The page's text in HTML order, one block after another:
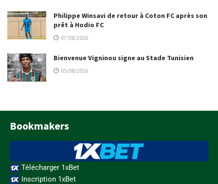
Philippe Winsavi de retour à Coton FC après son
prêt à Hodio FC
07/08/2026
Bienvenue Vigninou signe au Stade Tunisien
05/08/2026
Bookmakers
Télécharger 1xBet
Inscription 1xBet